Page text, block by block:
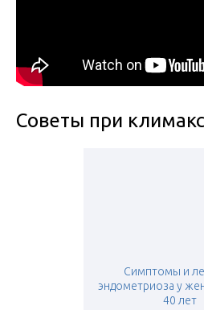
Советы при
Симптомы и
эндометриоза у
40 лет